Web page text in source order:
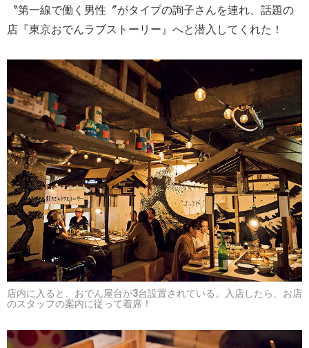
〝第一線で働く男性〞がタイプの詢子さんを連れ、話題の
店『東京おでんラブストーリー』へと潜入してくれた！
店内に入ると、おでん屋台が3台設置されている。入店したら、お店
のスタッフの案内に従って着席！